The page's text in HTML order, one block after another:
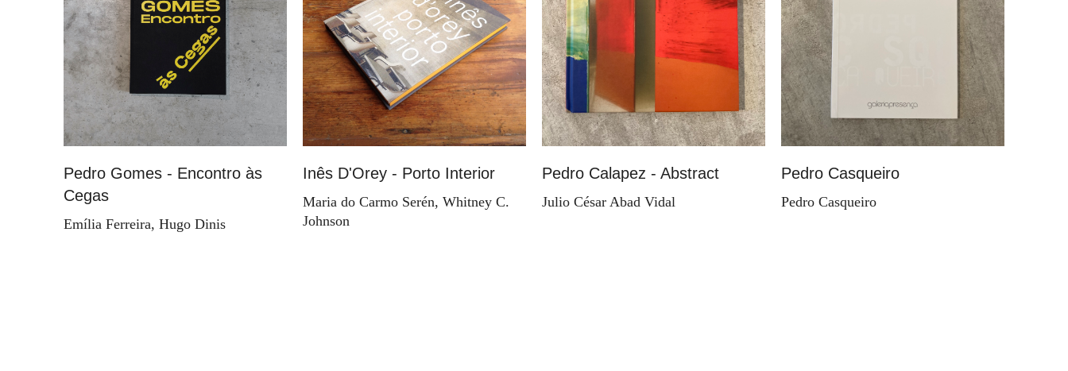
Pedro Gomes - Encontro às
Cegas
Emília Ferreira, Hugo Dinis
Inês D'Orey - Porto Interior
Maria do Carmo Serén, Whitney C.
Johnson
Pedro Calapez - Abstract
Julio César Abad Vidal
Pedro Casqueiro
Pedro Casqueiro